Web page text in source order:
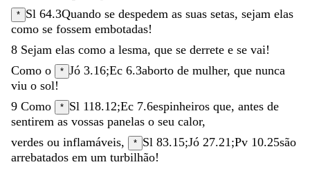
* Sl 64.3Quando se despedem as suas setas, sejam elas
como se fossem embotadas!
8 Sejam elas como a lesma, que se derrete e se vai!
Como o * Jó 3.16;Ec 6.3aborto de mulher, que nunca
viu o sol!
9 Como * Sl 118.12;Ec 7.6espinheiros que, antes de
sentirem as vossas panelas o seu calor,
verdes ou inflamáveis, * Sl 83.15;Jó 27.21 ;Pv 10.25são
arrebatados em um turbilhão!